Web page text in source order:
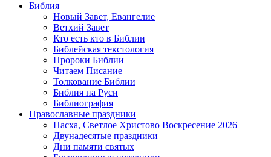
Библия
Новый Завет, Евангелие
Ветхий Завет
Кто есть кто в Библии
Библейская текстология
Пророки Библии
Читаем Писание
Толкование Библии
Библия на Руси
Библиография
Православные праздники
Пасха, Светлое Христово Воскресение 2026
Двунадесятые праздники
Дни памяти святых